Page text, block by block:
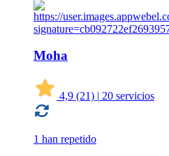
Moha
4,9 (21) | 20 servicios
1 han repetido